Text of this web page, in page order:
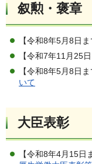
叙勲・褒章
【令和8年5月8日ま
【令和7年11月25日
【令和8年5月8日ま
いて
大臣表彰
【令和8年4月15日